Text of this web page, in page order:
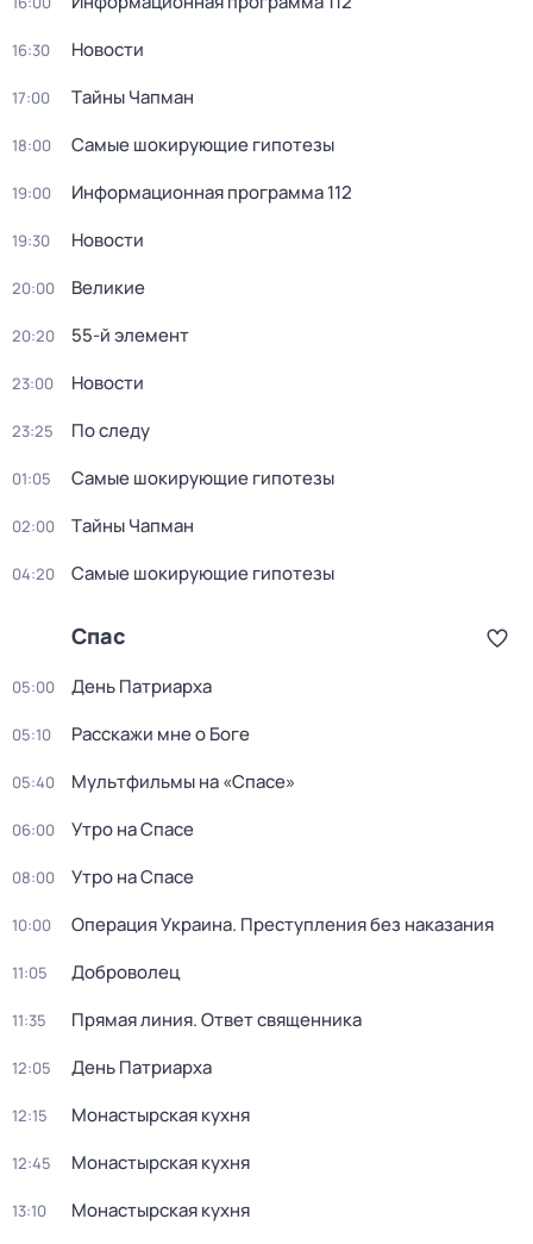
16:30 Новости
17:00 Тaйны Чапман
18:00 Самые шoкиpующие гипотезы
19:00 Информационная программа 112
19:30 Новости
20:00 Великие
20:20 55-й элемент
23:00 Новости
23:25 По следу
01:05 Самые шoкиpующие гипотезы
02:00 Тaйны Чапман
04:20 Самые шoкиpующие гипотезы
Спас
05:00 День Патриарха
05:10 Расскажи мне о Боге
05:40 Мультфильмы на «Спасе»
06:00 Утро на Спасе
08:00 Утро на Спасе
10:00 Операция Украина. Преступления без наказания
11:05 Доброволец
11:35 Прямая линия. Ответ священника
12:05 День Патриарха
12:15 Монастырская кухня
12:45 Монастырская кухня
13:10 Монастырская кухня